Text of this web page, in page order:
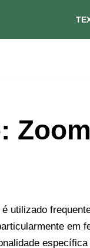
é utilizado
em